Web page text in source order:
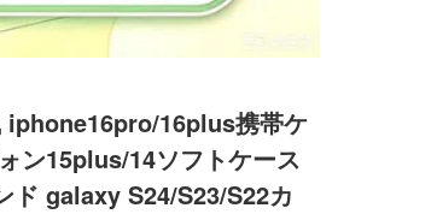
iphone16pro/16plus携帯ケ
ン15plus/14ソフトケース
ド galaxy S24/S23/S22カ